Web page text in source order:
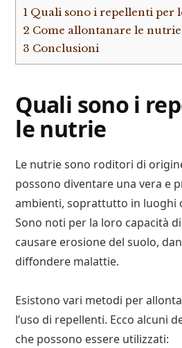
1 Quali sono i repellenti per
2 Come allontanare le nutrie
3 Conclusioni
Quali sono i
le nutrie
Le nutrie sono roditori di
possono diventare una vera e
ambienti, soprattutto in luoghi
Sono noti per la loro capacità
causare erosione del suolo,
diffondere malattie.
Esistono vari metodi per
l’uso di repellenti. Ecco alcuni
che possono essere utilizzati: